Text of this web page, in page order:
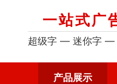
一站式广
超级字 — 迷你字
产品展示